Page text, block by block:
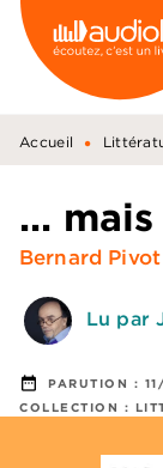
MENU
PIED DE PAGE
Accueil •
...
Bernard Pivot
Lu par
date_range PARUTION :
COLLECTION :